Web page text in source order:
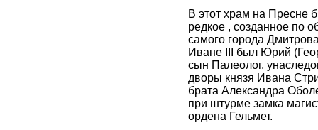
В этот храм на Пресне
редкое , созданное по
самого города
Иване III был Юрий
сын Палеолог,
дворы князя Ивана
брата Александра
при штурме замка
ордена Гельмет.